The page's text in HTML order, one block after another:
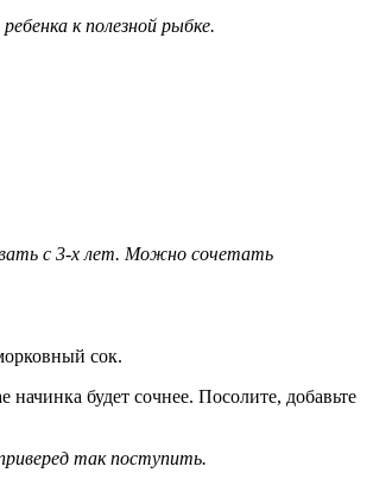
к полезной рыбке.
с 3-х лет. Можно сочетать
сок.
будет сочнее. Посолите, добавьте
так поступить.